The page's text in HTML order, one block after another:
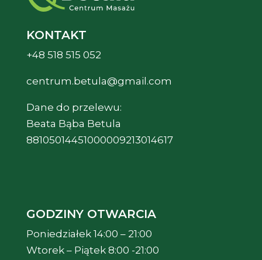
KONTAKT
+48 518 515 052
centrum.betula@gmail.com
Dane do przelewu:
Beata Bąba Betula
88105014451000009213014617
GODZINY OTWARCIA
Poniedziałek 14:00 – 21:00
Wtorek – Piątek 8:00 -21:00